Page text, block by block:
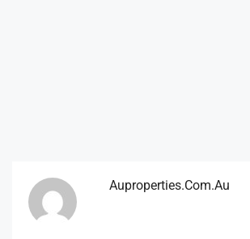
Auproperties.com.au